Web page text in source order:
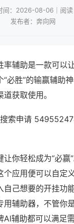
间：2026-08-06｜阅读
发布者：奔向网
率辅助是一款可以
“必胜”的输赢辅助
获取使用。
索申请
你轻松成为“必赢
个应用便可以自定
自己想要的开挂功
用辅助器，不管你
辅助都可以满足需